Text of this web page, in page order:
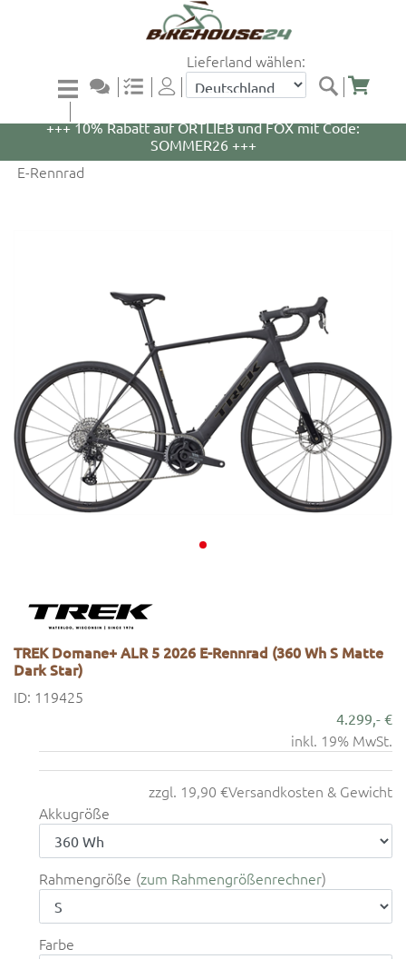
Lieferland wählen:
+++ 5% Rabatt auf WOOM Bikes und Zubehör mit
+++ 10% Rabatt auf ORTLIEB und FOX mit Code:
SOMMER26 +++
E-Rennrad
TREK Domane+ ALR 5 2026 E-Rennrad (360 Wh S Matte
Dark Star)
ID: 119425
4.299,- €
inkl. 19% MwSt.
zzgl. 19,90 €Versandkosten & Gewicht
Akkugröße
Rahmengröße zum Rahmengrößenrechner
Farbe